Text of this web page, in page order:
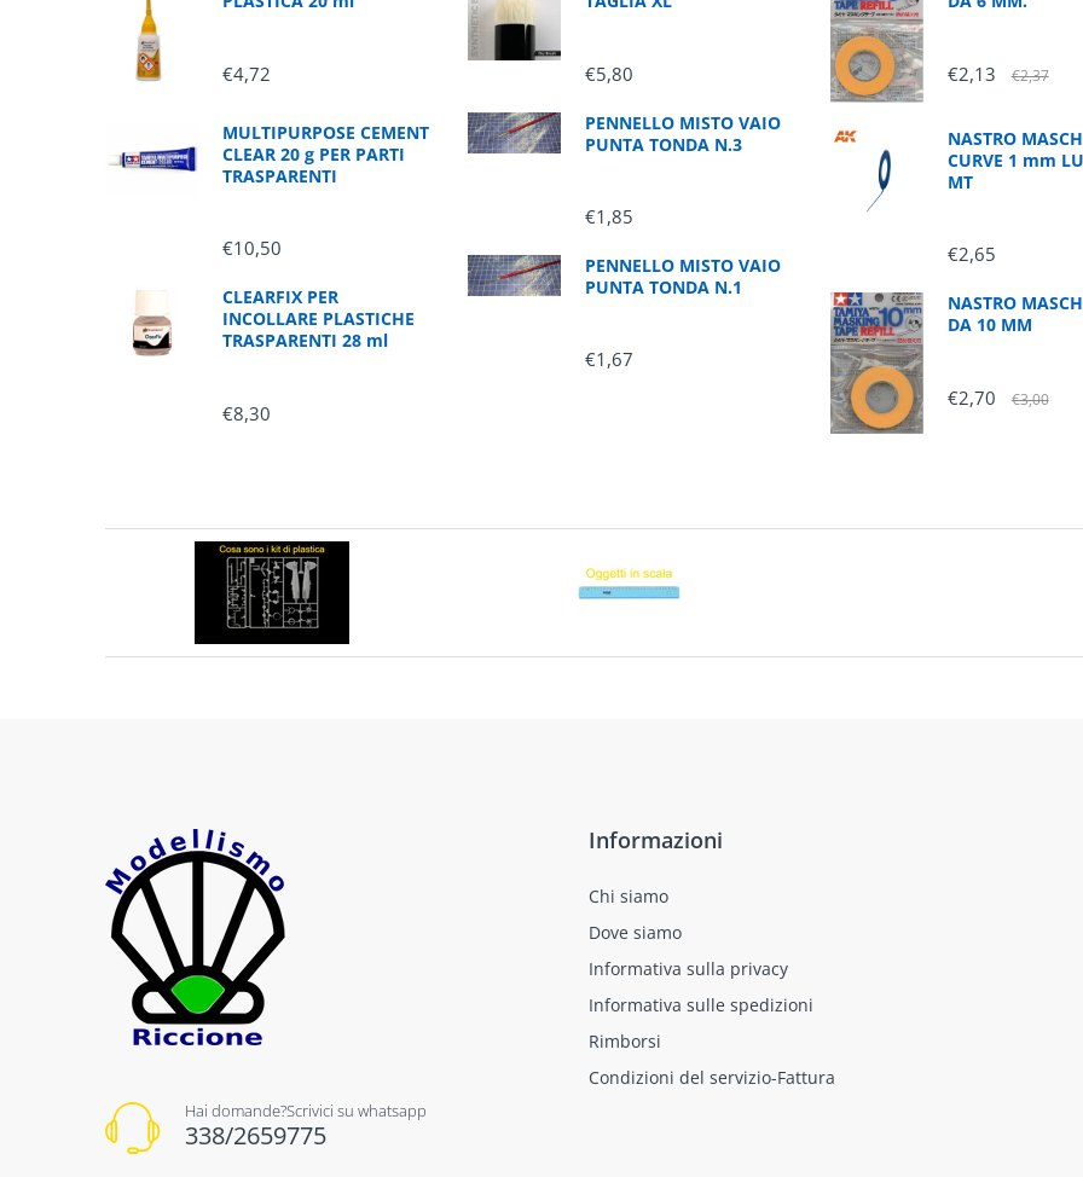
€4,72
MULTIPURPOSE CEMENT
CLEAR 20 g PER PARTI
TRASPARENTI
€10,50
CLEARFIX PER
INCOLLARE PLASTICHE
TRASPARENTI 28 ml
€8,30
€5,80
PENNELLO MISTO VAIO
PUNTA TONDA N.3
€1,85
PENNELLO MISTO VAIO
PUNTA TONDA N.1
€1,67
€2,13 €2,37
NASTRO
CURVE 1 mm
MT
€2,65
NASTRO
DA 10 MM
€2,70 €3,00
Hai domande?Scrivici su whatsapp
338/2659775
Informazioni
Chi siamo
Dove siamo
Informativa sulla privacy
Informativa sulle spedizioni
Rimborsi
Condizioni del servizio-Fattura